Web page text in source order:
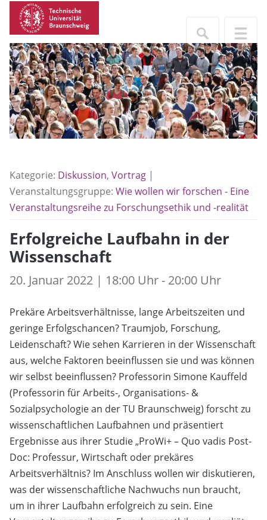
Kategorie: Diskussion, Vortrag |
Veranstaltungsgruppe: Wie wollen wir forschen - Eine
Veranstaltungsreihe zu Forschungsethik und -realität
Erfolgreiche Laufbahn in der
Wissenschaft
20. Januar 2022 | 18:00 Uhr - 20:00 Uhr
Prekäre Arbeitsverhältnisse, lange Arbeitszeiten und
geringe Erfolgschancen? Traumjob, Forschung,
Leidenschaft? Wie sehen Karrieren in der Wissenschaft
aus, welche Faktoren beeinflussen sie und was können
wir selbst beeinflussen? Professorin Simone Kauffeld
(Professorin für Arbeits-, Organisations- &
Sozialpsychologie an der TU Braunschweig) forscht zu
wissenschaftlichen Laufbahnen und präsentiert
Ergebnisse aus ihrer Studie „ProWi+ – Quo vadis Post-
Doc: Professur, Wirtschaft oder prekäres
Arbeitsverhältnis? Im Anschluss wollen wir diskutieren,
was der wissenschaftliche Nachwuchs nun braucht,
um in ihrer Laufbahn erfolgreich zu sein. Eine